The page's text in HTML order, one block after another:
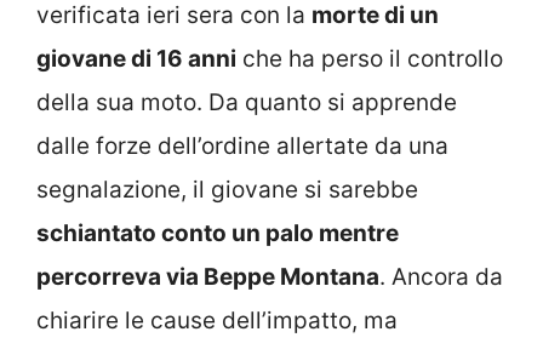
verificata ieri sera con la morte di un
giovane di 16 anni che ha perso il controllo
della sua moto. Da quanto si apprende
dalle forze dell’ordine allertate da una
segnalazione, il giovane si sarebbe
schiantato conto un palo mentre
percorreva via Beppe Montana. Ancora da
chiarire le cause dell’impatto, ma